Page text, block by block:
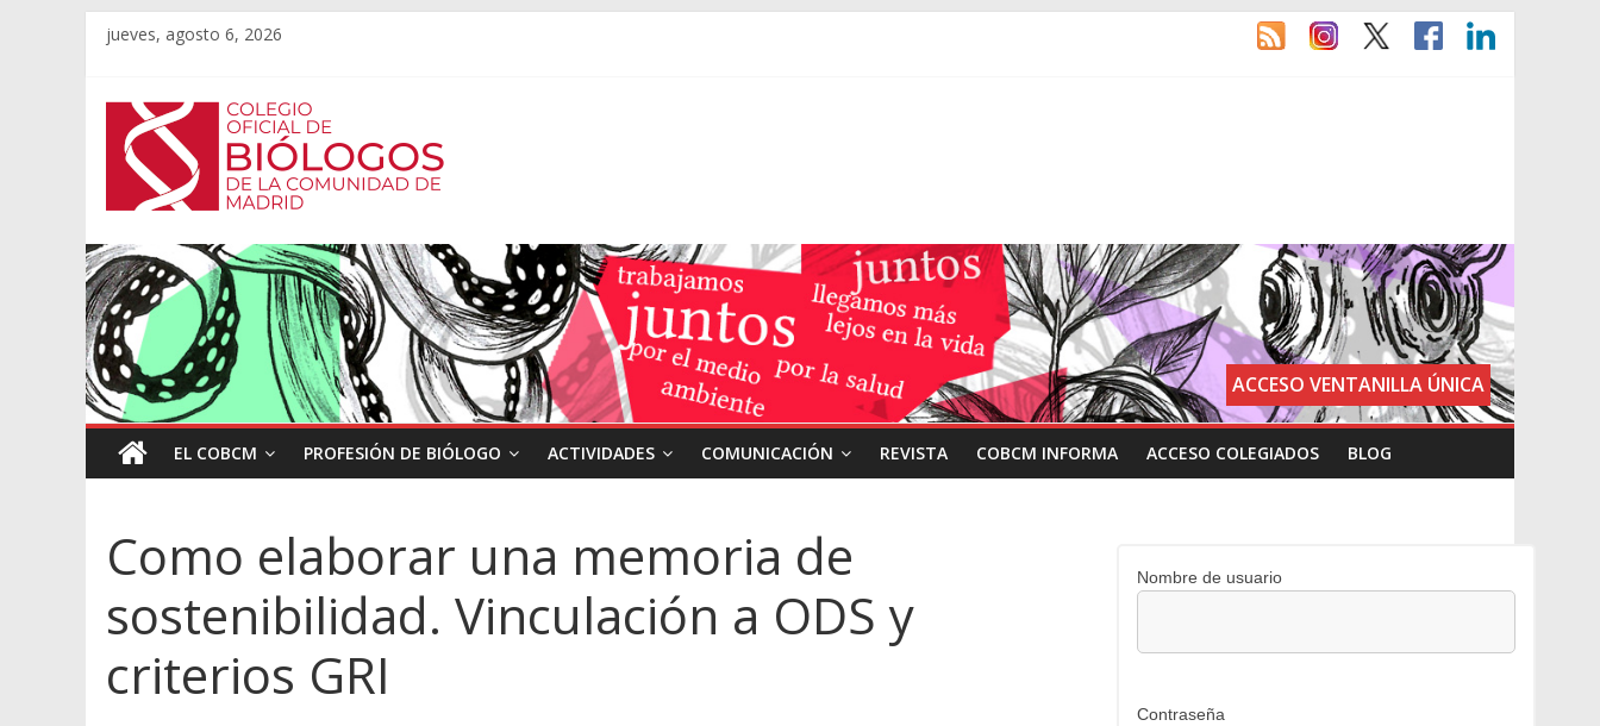
jueves, agosto 6, 2026
ACCESO VENTANILLA ÚNICA
EL COBCM PROFESIÓN DE BIÓLOGO ACTIVIDADES COMUNICACIÓN REVISTA COBCM INFORMA ACCESO COLEGIADOS BLOG
Como elaborar una memoria de
sostenibilidad. Vinculación a ODS y
criterios GRI
Nombre de usuario
Contraseña